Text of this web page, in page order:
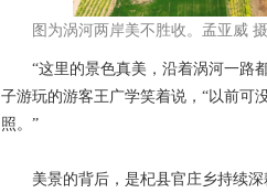
图为涡河两岸美不胜收。孟亚威 摄
“这里的景色真美，沿着涡河一路都
子游玩的游客王广学笑着说，“以前可
照。”
美景的背后，是杞县官庄乡持续深